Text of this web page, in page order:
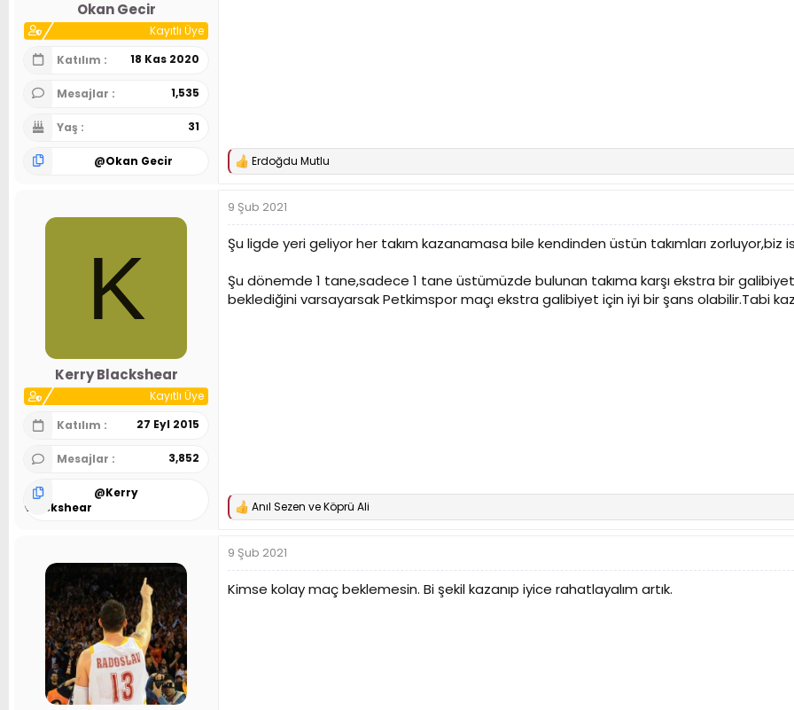
Okan Gecir
Kayıtlı Üye
Katılım
18 Kas 2020
Mesajlar 1,535
Yaş 31
@Okan Gecir
T
k
i
l
e
:
Erdoğdu Mutlu
K
Kerry Blackshear
Kayıtlı Üye
Katılım
27 Eyl 2015
Mesajlar 3,852
@Kerry
Blackshear
9 Şub 2021
Şu ligde yeri geliyor her takım kazanamasa bile kendinden üstün takımları zorluyor,biz
Şu dönemde 1 tane,sadece 1 tane üstümüzde bulunan takıma karşı ekstra bir
beklediğini varsayarsak Petkimspor maçı ekstra galibiyet için iyi bir şans olabilir.Tabi
T
k
i
l
e
Anıl Sezen veKöprü Ali
9 Şub 2021
Kimse kolay maç beklemesin. Bi şekil kazanıp iyice rahatlayalım artık.